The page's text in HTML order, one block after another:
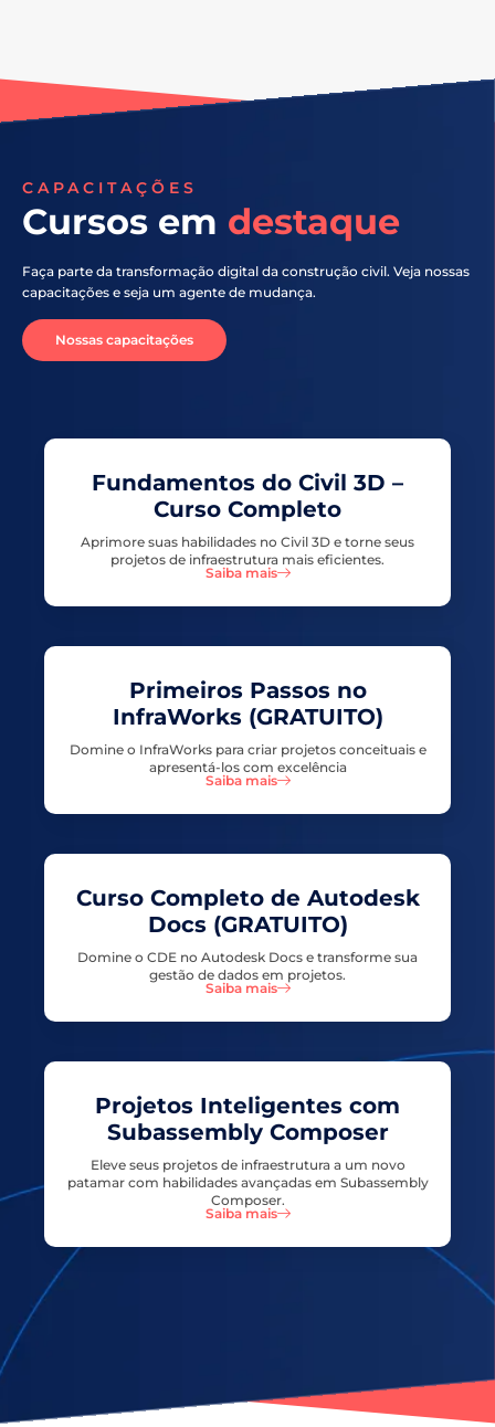
CAPACITAÇÕES
Cursos em destaque
Faça parte da transformação digital da construção civil. Veja nossas
capacitações e seja um agente de mudança.
Nossas capacitações
Fundamentos do Civil 3D –
Curso Completo
Aprimore suas habilidades no Civil 3D e torne seus
projetos de infraestrutura mais eficientes.
Saiba mais
Primeiros Passos no
InfraWorks (GRATUITO)
Domine o InfraWorks para criar projetos conceituais e
apresentá-los com excelência
Saiba mais
Curso Completo de Autodesk
Docs (GRATUITO)
Domine o CDE no Autodesk Docs e transforme sua
gestão de dados em projetos.
Saiba mais
Projetos Inteligentes com
Subassembly Composer
Eleve seus projetos de infraestrutura a um novo
patamar com habilidades avançadas em Subassembly
Composer.
Saiba mais